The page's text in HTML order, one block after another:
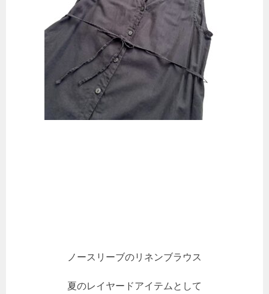
ノースリーブのリネンブラウス
夏のレイヤードアイテムとして